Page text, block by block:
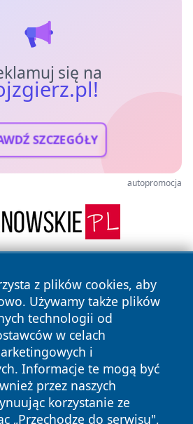
się na
SZCZEGÓŁY
autopromocja
z plików cookies, aby
Używamy także plików
technologii od
w celach
i
Informacje te mogą być
przez naszych
korzystanie ze
„Przechodzę do serwisu",
Wszystkie prawa zastrzeżone.
Polityka
Cookies